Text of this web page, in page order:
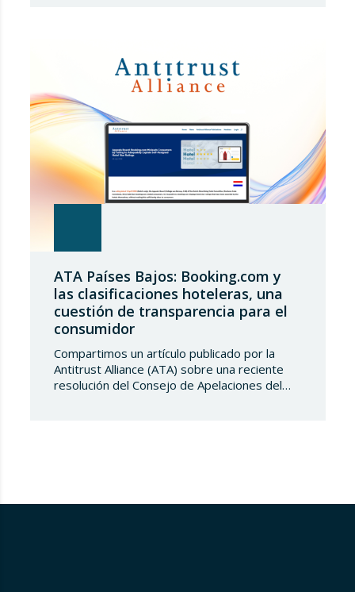
entrada de acero, estableciendo un
contingente arancelario de…
ATA Países Bajos: Booking.com y
las clasificaciones hoteleras, una
cuestión de transparencia para el
consumidor
Compartimos un artículo publicado por la
Antitrust Alliance (ATA) sobre una reciente
resolución del Consejo de Apelaciones del